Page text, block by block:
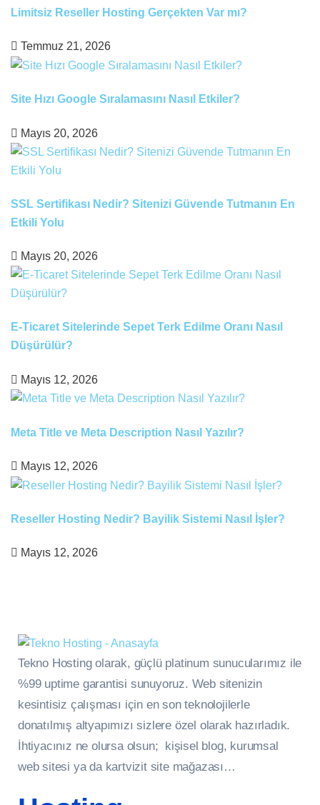
Limitsiz Reseller Hosting Gerçekten Var mı?
Temmuz 21, 2026
Site Hızı Google Sıralamasını Nasıl Etkiler?
Mayıs 20, 2026
SSL Sertifikası Nedir? Sitenizi Güvende Tutmanın En
Etkili Yolu
Mayıs 20, 2026
E-Ticaret Sitelerinde Sepet Terk Edilme Oranı Nasıl
Düşürülür?
Mayıs 12, 2026
Meta Title ve Meta Description Nasıl Yazılır?
Mayıs 12, 2026
Reseller Hosting Nedir? Bayilik Sistemi Nasıl İşler?
Mayıs 12, 2026
Tekno Hosting olarak, güçlü platinum sunucularımız ile
%99 uptime garantisi sunuyoruz. Web sitenizin
kesintisiz çalışması için en son teknolojilerle
donatılmış altyapımızı sizlere özel olarak hazırladık.
İhtiyacınız ne olursa olsun; kişisel blog, kurumsal
web sitesi ya da kartvizit site mağazası…